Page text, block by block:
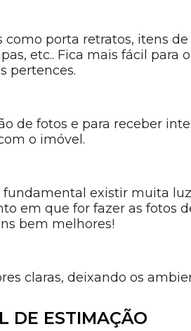
porta retratos, itens
etc.. Fica mais fácil para
pertences.
de fotos e para receber
o imóvel.
existir muita
em que for fazer as fotos
bem melhores!
claras, deixando os
DE ESTIMAÇÃO